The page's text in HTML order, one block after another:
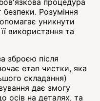
Розуміння
уникнути
використання та
зброєю після
етап чистки, яка
складання)
дає змогу
осів на деталях, та